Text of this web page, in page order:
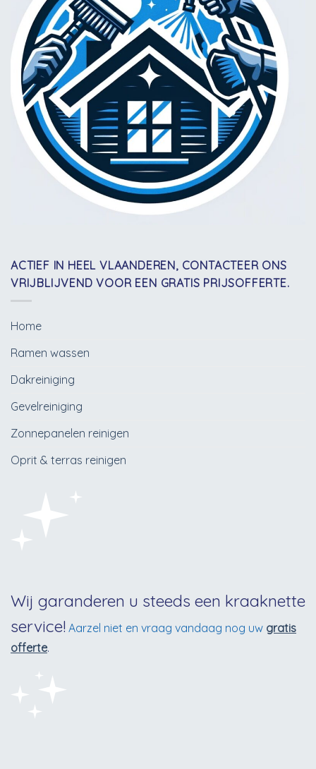
ACTIEF IN HEEL VLAANDEREN, CONTACTEER ONS
VRIJBLIJVEND VOOR EEN GRATIS PRIJSOFFERTE.
Home
Ramen wassen
Dakreiniging
Gevelreiniging
Zonnepanelen reinigen
Oprit & terras reinigen
Wij garanderen u steeds een kraaknette
service! Aarzel niet en vraag vandaag nog uw gratis
offerte.